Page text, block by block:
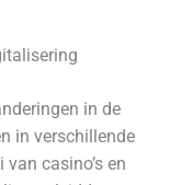
in de
in verschillende
casino’s en